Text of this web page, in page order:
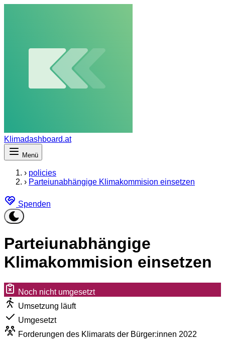
Klimadashboard.at
Menü
› policies
› Parteiunabhängige Klimakommision einsetzen
Spenden
Parteiunabhängige
Klimakommision einsetzen
Noch nicht umgesetzt
Umsetzung läuft
Umgesetzt
Forderungen des Klimarats der Bürger:innen 2022